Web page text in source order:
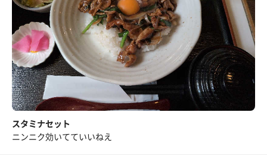
スタミナセット
ニンニク効いてていいねえ